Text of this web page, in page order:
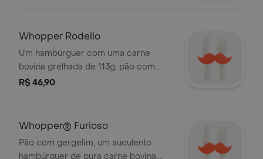
picles e maionese Bk.
Whopper Rodeiio
Um hambúrguer com uma carne
bovina grelhada de 113g, pão com
gergelim, queijo derretido, molho
R$ 46,90
Whopper® Furioso
Pão com gergelim, um suculento
hambúrguer de pura carne bovina,